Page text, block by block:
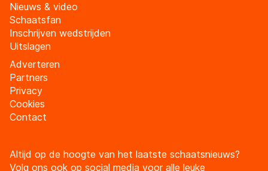
Nieuws & video
Schaatsfan
Inschrijven wedstrijden
Uitslagen
Adverteren
Partners
Privacy
Cookies
Contact
Altijd op de hoogte van het laatste schaatsnieuws?
Volg ons ook op social media voor alle leuke